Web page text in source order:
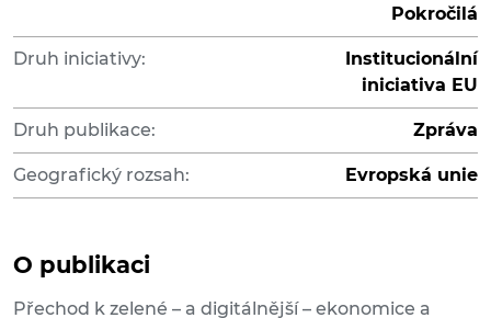
Pokročilá
Druh iniciativy:
Institucionální
iniciativa EU
Druh publikace: Zpráva
Geografický rozsah: Evropská unie
O publikaci
Přechod k zelené – a digitálnější – ekonomice a